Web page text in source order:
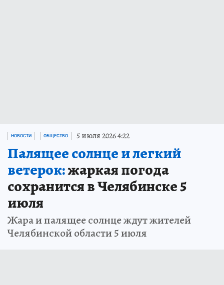
НОВОСТИ ОБЩЕСТВО 5 июля 2026 4:22
Палящее солнце и легкий
ветерок:жаркая погода
сохранится в Челябинске 5
июля
Жара и палящее солнце ждут жителей
Челябинской области 5 июля